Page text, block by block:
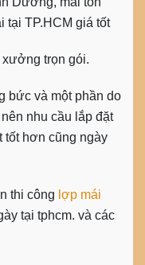
tại TP.HCM giá tốt
trọn gói.
bức và một phần do
nhu cầu lắp đặt
tốt hơn cũng ngày
thi công lợp mái
tại tphcm. và các